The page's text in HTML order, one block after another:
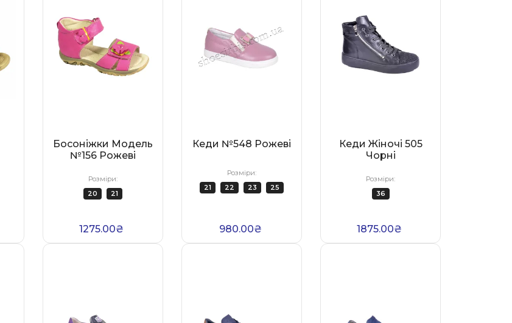
Босоніжки Модель
№156 Рожеві
Розміри:
20
21
1275.00₴
Кеди №548 Рожеві
Розміри:
21
22 23 25
980.00₴
Кеди Жіночі 505
Чорні
Розміри:
36
1875.00₴